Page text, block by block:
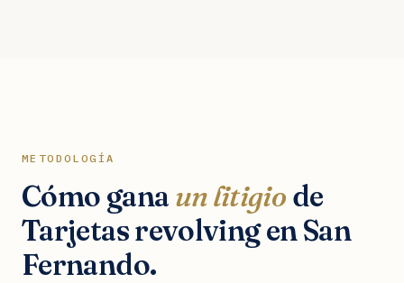
METODOLOGÍA
Cómo gana un litigio de
Tarjetas revolving en San
Fernando.